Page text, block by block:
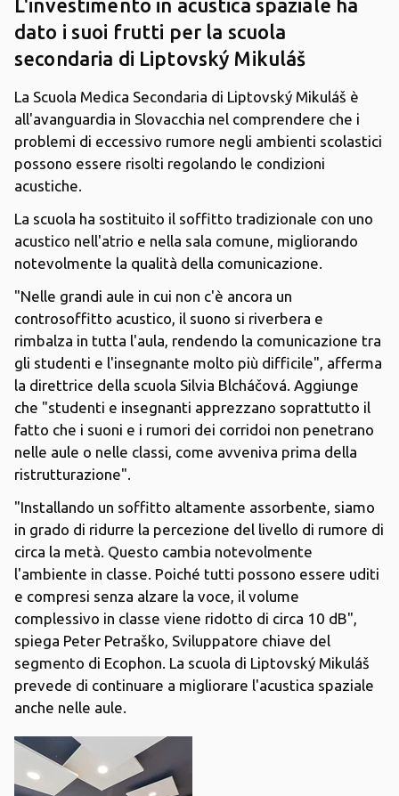
L'investimento in acustica spaziale ha
dato i suoi frutti per la scuola
secondaria di Liptovský Mikuláš
La Scuola Medica Secondaria di Liptovský Mikuláš è
all'avanguardia in Slovacchia nel comprendere che i
problemi di eccessivo rumore negli ambienti scolastici
possono essere risolti regolando le condizioni
acustiche.
La scuola ha sostituito il soffitto tradizionale con uno
acustico nell'atrio e nella sala comune, migliorando
notevolmente la qualità della comunicazione.
"Nelle grandi aule in cui non c'è ancora un
controsoffitto acustico, il suono si riverbera e
rimbalza in tutta l'aula, rendendo la comunicazione tra
gli studenti e l'insegnante molto più difficile", afferma
la direttrice della scuola Silvia Blcháčová. Aggiunge
che "studenti e insegnanti apprezzano soprattutto il
fatto che i suoni e i rumori dei corridoi non penetrano
nelle aule o nelle classi, come avveniva prima della
ristrutturazione".
"Installando un soffitto altamente assorbente, siamo
in grado di ridurre la percezione del livello di rumore di
circa la metà. Questo cambia notevolmente
l'ambiente in classe. Poiché tutti possono essere uditi
e compresi senza alzare la voce, il volume
complessivo in classe viene ridotto di circa 10 dB",
spiega Peter Petraško, Sviluppatore chiave del
segmento di Ecophon. La scuola di Liptovský Mikuláš
prevede di continuare a migliorare l'acustica spaziale
anche nelle aule.